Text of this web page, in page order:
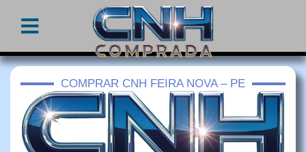
COMPRAR CNH FEIRA NOVA – PE